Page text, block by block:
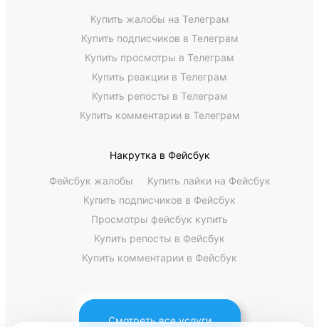
Купить жалобы на Телеграм
Купить подписчиков в Телеграм
Купить просмотры в Телеграм
Купить реакции в Телеграм
Купить репосты в Телеграм
Купить комментарии в Телеграм
Накрутка в Фейсбук
Фейсбук жалобы
Купить лайки на Фейсбук
Купить подписчиков в Фейсбук
Просмотры фейсбук купить
Купить репосты в Фейсбук
Купить комментарии в Фейсбук
Смотреть все услуги